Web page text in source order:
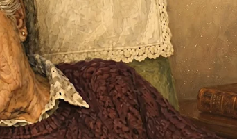
ഉണ്ടാവുമെന്നും പരാതിക്കത്തിൽ